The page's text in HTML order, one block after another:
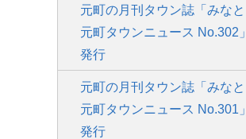
元町の月刊タウン誌「みなと
元町タウンニュース No.302」
発行
元町の月刊タウン誌「みなと
元町タウンニュース No.301」
発行